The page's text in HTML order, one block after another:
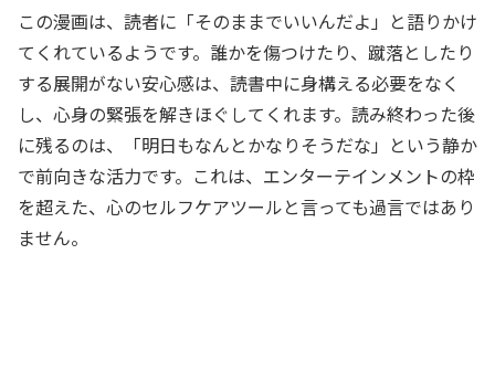
この漫画は、読者に「そのままでいいんだよ」と語りかけ
てくれているようです。誰かを傷つけたり、蹴落としたり
する展開がない安心感は、読書中に身構える必要をなく
し、心身の緊張を解きほぐしてくれます。読み終わった後
に残るのは、「明日もなんとかなりそうだな」という静か
で前向きな活力です。これは、エンターテインメントの枠
を超えた、心のセルフケアツールと言っても過言ではあり
ません。